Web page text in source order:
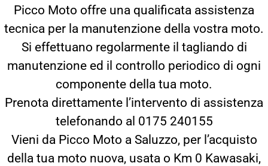
Picco Moto offre una qualificata assistenza
tecnica per la manutenzione della vostra moto.
Si effettuano regolarmente il tagliando di
manutenzione ed il controllo periodico di ogni
componente della tua moto.
Prenota direttamente l’intervento di assistenza
telefonando al 0175 240155
Vieni da Picco Moto a Saluzzo, per l’acquisto
della tua moto nuova, usata o Km 0 Kawasaki,